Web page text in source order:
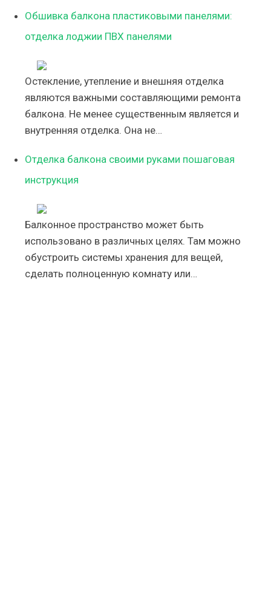
Обшивка балкона пластиковыми панелями:
отделка лоджии ПВХ панелями
Остекление, утепление и внешняя отделка
являются важными составляющими ремонта
балкона. Не менее существенным является и
внутренняя отделка. Она не…
Отделка балкона своими руками пошаговая
инструкция
Балконное пространство может быть
использовано в различных целях. Там можно
обустроить системы хранения для вещей,
сделать полноценную комнату или…